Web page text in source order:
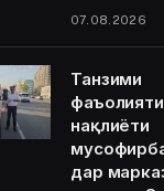
07.08.2026
Танзими
фаъолияти
нақлиёти
дар